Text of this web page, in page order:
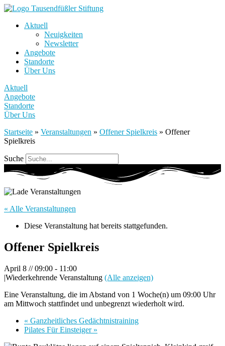
Aktuell
Neuigkeiten
Newsletter
Angebote
Standorte
Über Uns
Aktuell
Angebote
Standorte
Über Uns
Startseite » Veranstaltungen » Offener Spielkreis » Offener
Spielkreis
Suche
« Alle Veranstaltungen
Diese Veranstaltung hat bereits stattgefunden.
Offener Spielkreis
April 8 // 09:00 - 11:00
|Wiederkehrende Veranstaltung (Alle anzeigen)
Eine Veranstaltung, die im Abstand von 1 Woche(n) um 09:00 Uhr
am Mittwoch stattfindet und unbegrenzt wiederholt wird.
« Ganzheitliches Gedächtnistraining
Pilates Für Einsteiger »